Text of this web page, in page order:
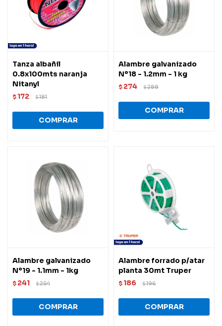
Tanza albañil
0.8x100mts naranja
Nitanyl
$ 172 $181
Alambre galvanizado
Nº18 - 1.2mm - 1 kg
$ 274 $288
Alambre galvanizado
Nº19 - 1.1mm - 1kg
$ 241 $254
Alambre forrado p/atar
planta 30mt Truper
$ 186 $196